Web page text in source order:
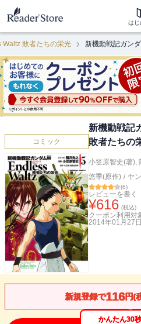
はじ
敗者たちの栄光 新機動戦記ガン
コミック
新機動戦記
敗者たちの
小笠原智史(著),
悠季(原作) / ヤ
(6)
レビューを書く
¥616 (税込)
クーポン利用対
2014年01月27日
新規登録で116円(
かんたん30